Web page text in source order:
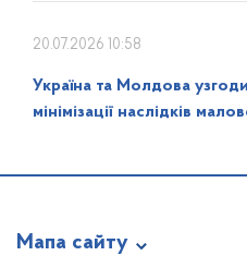
20.07.2026 10:58
Україна та Молдова
мінімізації наслідків
Мапа сайту